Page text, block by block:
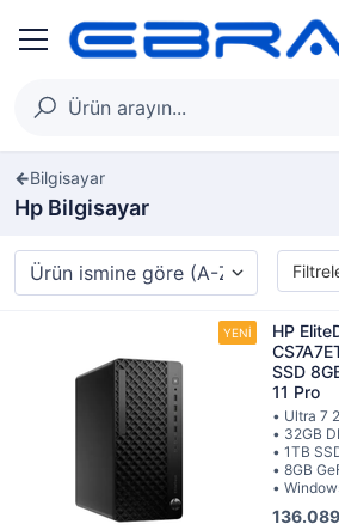
Bilgisayar
Hp Bilgisayar
HP
CS7A7ET Ultra 7 265 32GB
SSD
11 Pro
• Ultra 7
• 32GB
• 1TB
• 8GB
•